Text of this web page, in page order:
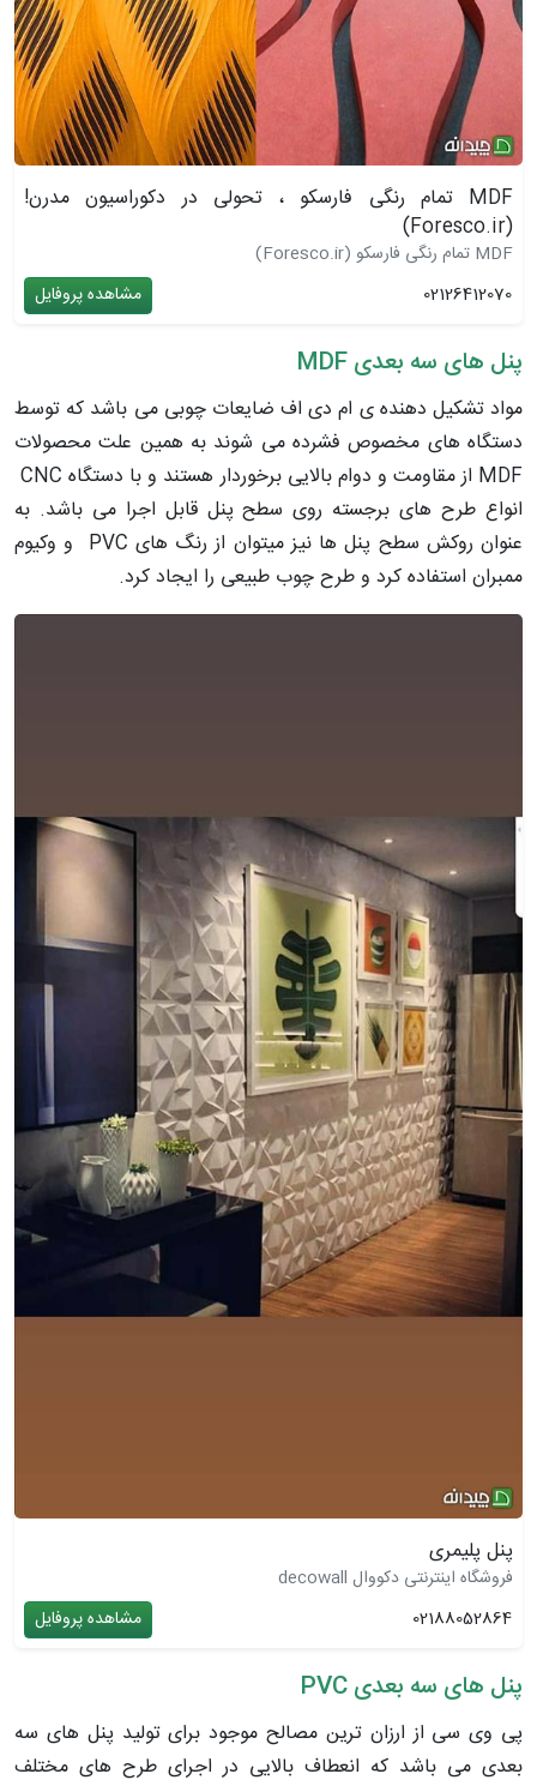
MDF تمام رنگی فارسکو ، تحولی در دکوراسیون مدرن!
(Foresco.ir)
MDF تمام رنگی فارسکو (Foresco.ir)
02126412070
مشاهده پروفایل
پنل های سه بعدی MDF
مواد تشکیل دهنده ی ام دی اف ضایعات چوبی می باشد که توسط
دستگاه های مخصوص فشرده می شوند به همین علت محصولات
MDF از مقاومت و دوام بالایی برخوردار هستند و با دستگاه CNC
انواع طرح های برجسته روی سطح پنل قابل اجرا می باشد. به
عنوان روکش سطح پنل ها نیز میتوان از رنگ های PVC و وکیوم
ممبران استفاده کرد و طرح چوب طبیعی را ایجاد کرد.
پنل پلیمری
فروشگاه اینترنتی دکووال decowall
02188052864
مشاهده پروفایل
پنل های سه بعدی PVC
پی وی سی از ارزان ترین مصالح موجود برای تولید پنل های سه
بعدی می باشد که انعطاف بالایی در اجرای طرح های مختلف